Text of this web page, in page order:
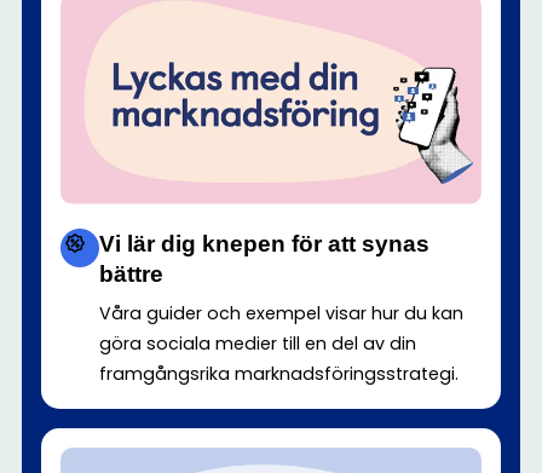
Vi lär dig knepen för att synas
bättre
Våra guider och exempel visar hur du kan
göra sociala medier till en del av din
framgångsrika marknadsföringsstrategi.